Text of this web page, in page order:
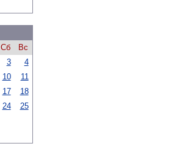
Сб
Вс
3
4
10
11
17
18
24
25